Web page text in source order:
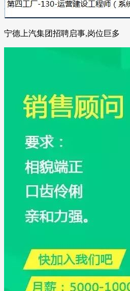
宁德上汽集团招聘启事,岗位巨多